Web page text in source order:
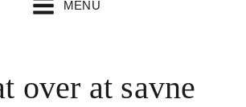
MENU
over at savne